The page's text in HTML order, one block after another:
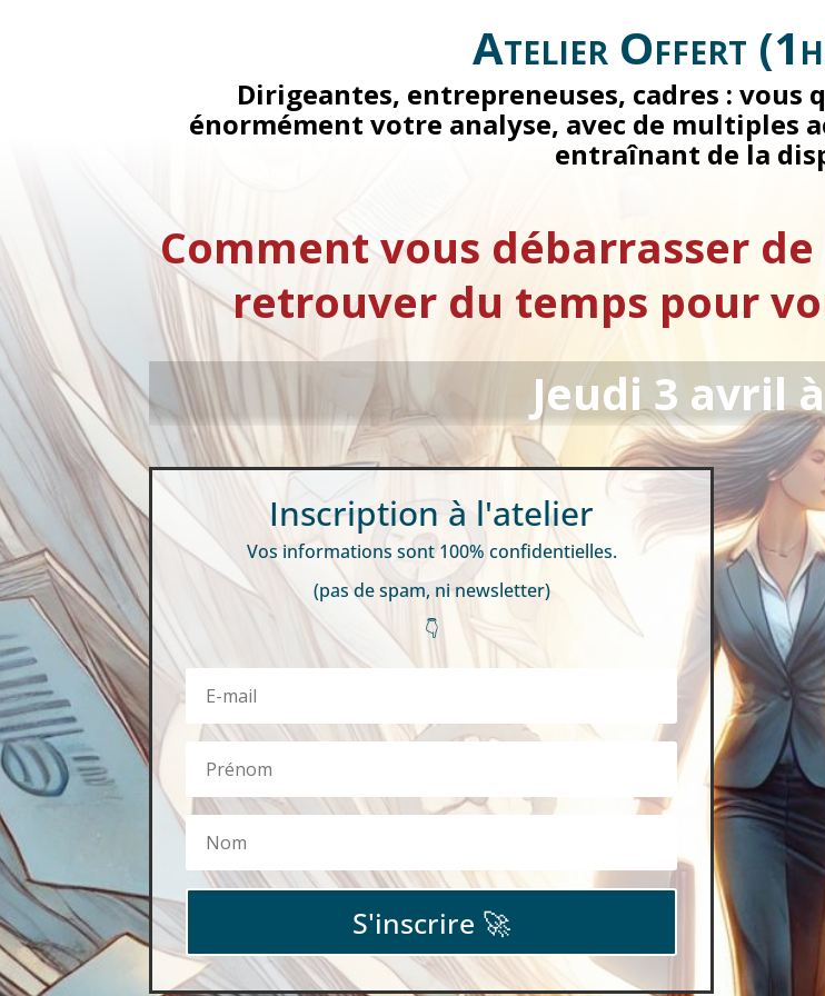
Atelier Offert
Dirigeantes, entrepreneuses, cadres :
énormément votre analyse, avec de
entraînant de la
Comment vous débarrasser
retrouver du temps pour
Jeudi 3 avril
Inscription à l'atelier
Vos informations sont 100% confidentielles.
(pas de spam, ni newsletter)
👇
S'inscrire 🚀